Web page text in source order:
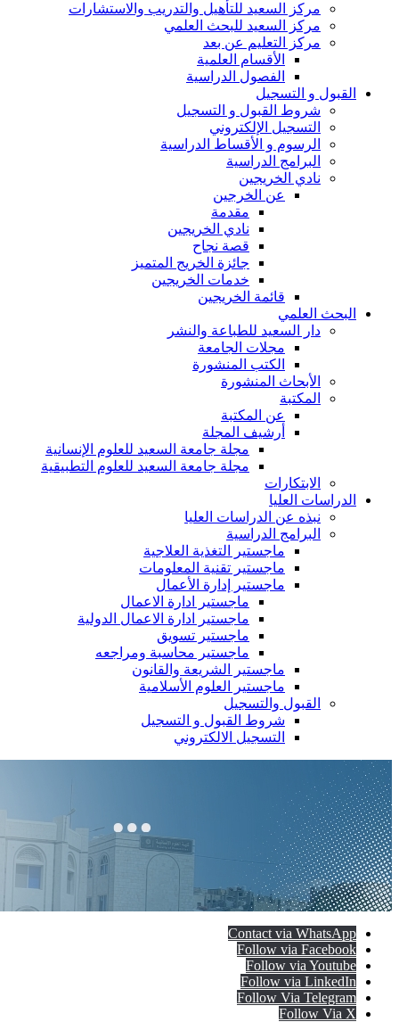
مركز السعيد للتأهيل والتدريب والاستشارات
مركز السعيد للبحث العلمي
مركز التعليم عن بعد
الأقسام العلمية
الفصول الدراسية
القبول و التسجيل
شروط القبول و التسجيل
التسجيل الإلكتروني
الرسوم و الأقساط الدراسية
البرامج الدراسية
نادي الخريجين
عن الخرجين
مقدمة
نادي الخريجين
قصة نجاح
جائزة الخريج المتميز
خدمات الخريجين
قائمة الخريجين
البحث العلمي
دار السعيد للطباعة والنشر
مجلات الجامعة
الكتب المنشورة
الأبحاث المنشورة
المكتبة
عن المكتبة
أرشيف المجلة
مجلة جامعة السعيد للعلوم الإنسانية
مجلة جامعة السعيد للعلوم التطبيقية
الابتكارات
الدراسات العليا
نبذه عن الدراسات العليا
البرامج الدراسية
ماجستير التغذية العلاجية
ماجستير تقنية المعلومات
ماجستير إدارة الأعمال
ماجستير ادارة الاعمال
ماجستير ادارة الاعمال الدولية
ماجستير تسويق
ماجستير محاسبة ومراجعه
ماجستير الشريعة والقانون
ماجستير العلوم الأسلامية
القبول والتسجيل
شروط القبول و التسجيل
التسجيل الالكتروني
Contact via WhatsApp
Follow via Facebook
Follow via Youtube
Follow via LinkedIn
Follow Via Telegram
Follow Via X